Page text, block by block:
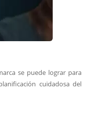
se puede lograr para
cuidadosa del